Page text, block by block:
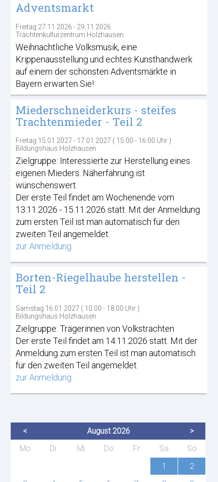
Adventsmarkt
Freitag 27.11.2026 - 29.11.2026
Trachtenkulturzentrum Holzhausen
Weihnachtliche Volksmusik, eine
Krippenausstellung und echtes Kunsthandwerk
auf einem der schönsten Adventsmärkte in
Bayern erwarten Sie!
Miederschneiderkurs - steifes
Trachtenmieder - Teil 2
Freitag 15.01.2027 - 17.01.2027 ( 15:00 - 16:00 Uhr )
Bildungshaus Holzhausen
Zielgruppe: Interessierte zur Herstellung eines
eigenen Mieders. Näherfahrung ist
wünschenswert.
Der erste Teil findet am Wochenende vom
13.11.2026 - 15.11.2026 statt. Mit der Anmeldung
zum ersten Teil ist man automatisch für den
zweiten Teil angemeldet.
zur Anmeldung
Borten-Riegelhaube herstellen -
Teil 2
Samstag 16.01.2027 ( 10:00 - 18:00 Uhr )
Bildungshaus Holzhausen
Zielgruppe: Trägerinnen von Volkstrachten
Der erste Teil findet am 14.11.2026 statt. Mit der
Anmeldung zum ersten Teil ist man automatisch
für den zweiten Teil angemeldet.
zur Anmeldung
< August 2026
>
Montag DienstagMittwochDonnerstag
Freitag SamstagSonntag
1
2